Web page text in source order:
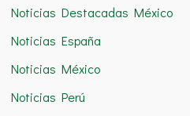
Noticias Destacadas México
Noticias España
Noticias México
Noticias Perú